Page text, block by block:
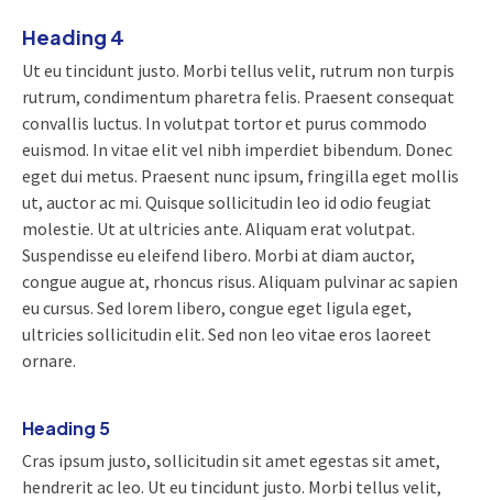
Heading 4
Ut eu tincidunt justo. Morbi tellus velit, rutrum non turpis
rutrum, condimentum pharetra felis. Praesent consequat
convallis luctus. In volutpat tortor et purus commodo
euismod. In vitae elit vel nibh imperdiet bibendum. Donec
eget dui metus. Praesent nunc ipsum, fringilla eget mollis
ut, auctor ac mi. Quisque sollicitudin leo id odio feugiat
molestie. Ut at ultricies ante. Aliquam erat volutpat.
Suspendisse eu eleifend libero. Morbi at diam auctor,
congue augue at, rhoncus risus. Aliquam pulvinar ac sapien
eu cursus. Sed lorem libero, congue eget ligula eget,
ultricies sollicitudin elit. Sed non leo vitae eros laoreet
ornare.
Heading 5
Cras ipsum justo, sollicitudin sit amet egestas sit amet,
hendrerit ac leo. Ut eu tincidunt justo. Morbi tellus velit,